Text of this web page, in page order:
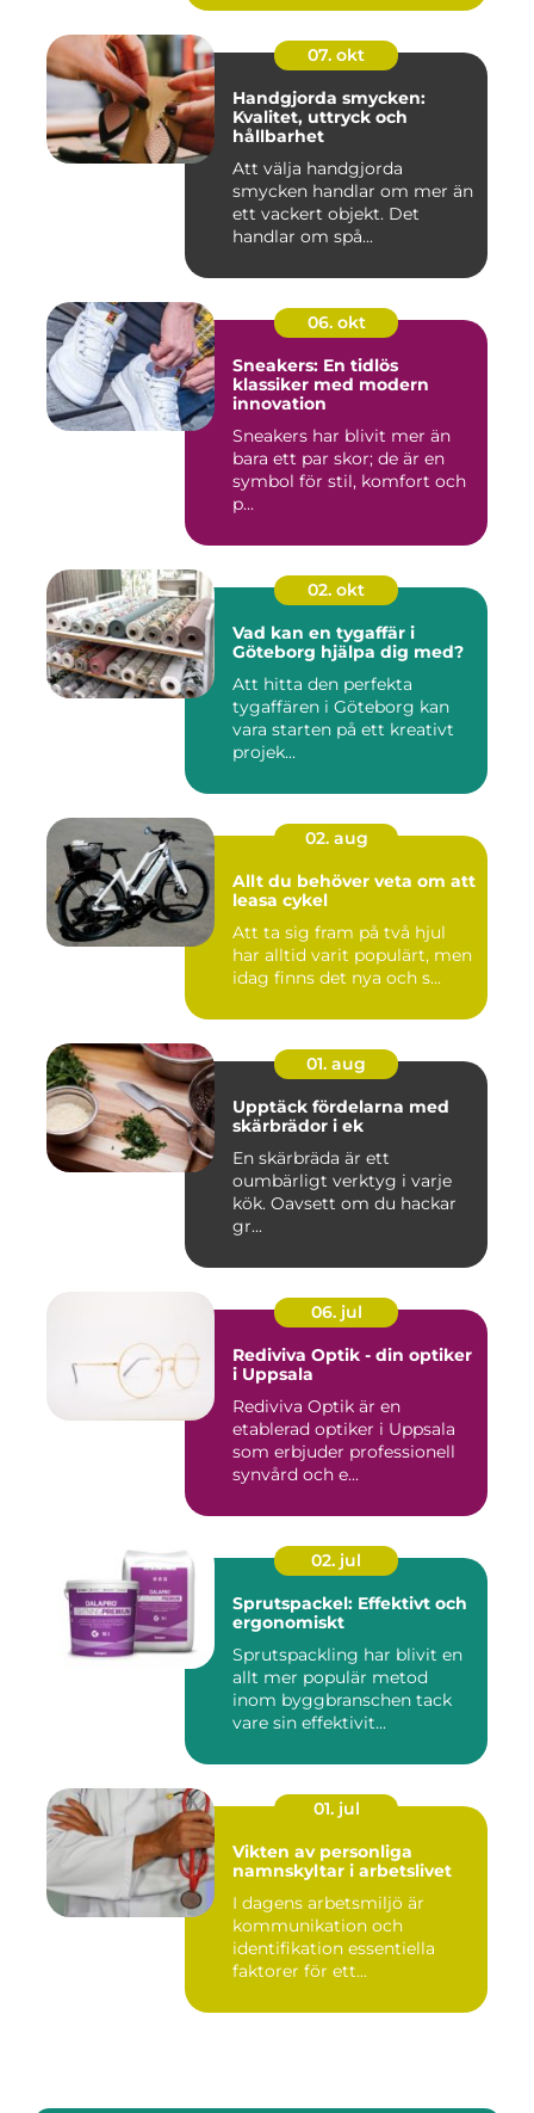
07. okt
Handgjorda smycken:
Kvalitet, uttryck och
hållbarhet
Att välja handgjorda
smycken handlar om mer än
ett vackert objekt. Det
handlar om spå...
06. okt
Sneakers: En tidlös
klassiker med modern
innovation
Sneakers har blivit mer än
bara ett par skor; de är en
symbol för stil, komfort och
p...
02. okt
Vad kan en tygaffär i
Göteborg hjälpa dig med?
Att hitta den perfekta
tygaffären i Göteborg kan
vara starten på ett kreativt
projek...
02. aug
Allt du behöver veta om att
leasa cykel
Att ta sig fram på två hjul
har alltid varit populärt, men
idag finns det nya och s...
01. aug
Upptäck fördelarna med
skärbrädor i ek
En skärbräda är ett
oumbärligt verktyg i varje
kök. Oavsett om du hackar
gr...
06. jul
Rediviva Optik - din optiker
i Uppsala
Rediviva Optik är en
etablerad optiker i Uppsala
som erbjuder professionell
synvård och e...
02. jul
Sprutspackel: Effektivt och
ergonomiskt
Sprutspackling har blivit en
allt mer populär metod
inom byggbranschen tack
vare sin effektivit...
01. jul
Vikten av personliga
namnskyltar i arbetslivet
I dagens arbetsmiljö är
kommunikation och
identifikation essentiella
faktorer för ett...